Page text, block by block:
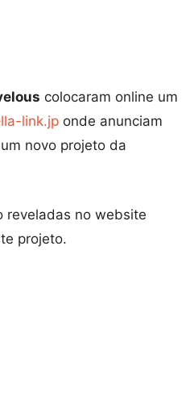
colocaram online um
link.jp onde anunciam
novo projeto da
reveladas no website
projeto.